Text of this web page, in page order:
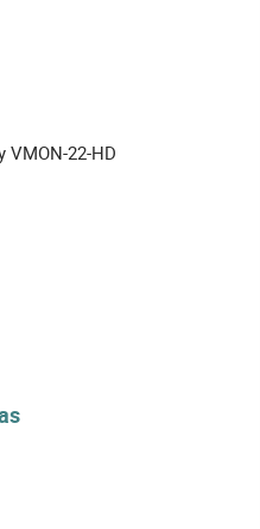
VMON-22-HD